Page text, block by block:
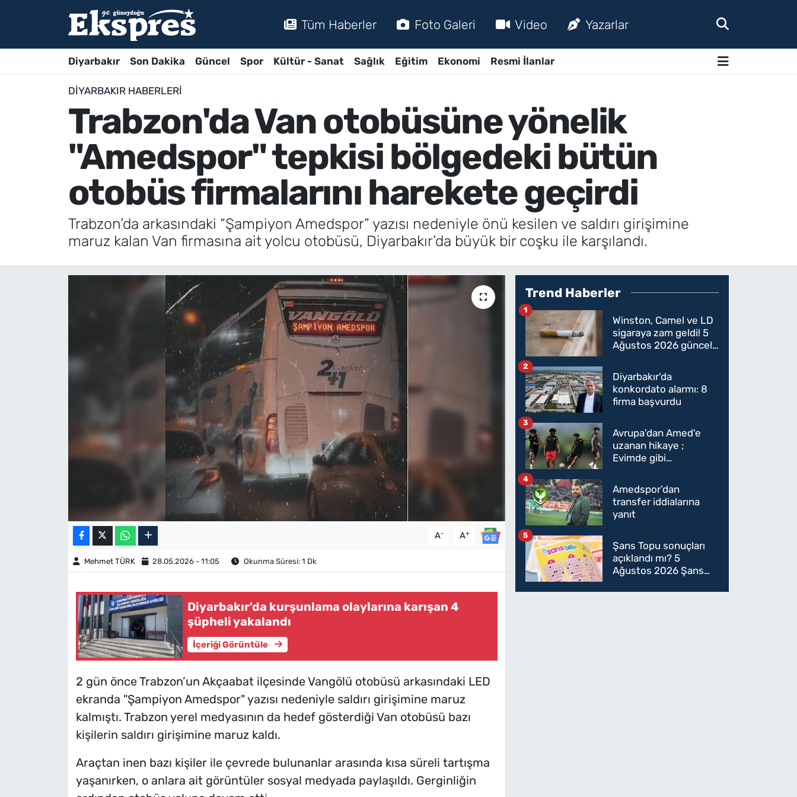
Tüm Haberler Foto Galeri Video Yazarlar
Diyarbakır Son Dakika Güncel Spor Kültür - Sanat Sağlık Eğitim Ekonomi Resmi İlanlar
DIYARBAKIR HABERLERI
Trabzon'da Van otobüsüne yönelik
"Amedspor" tepkisi bölgedeki bütün
otobüs firmalarını harekete geçirdi
Trabzon’da arkasındaki “Şampiyon Amedspor” yazısı nedeniyle önü kesilen ve saldırı girişimine
maruz kalan Van firmasına ait yolcu otobüsü, Diyarbakır’da büyük bir coşku ile karşılandı.
A- A+
Mehmet TÜRK 28.05.2026 - 11:05 Okunma Süresi: 1 Dk
Diyarbakır'da kurşunlama olaylarına karışan 4
şüpheli yakalandı
İçeriği Görüntüle
2 gün önce Trabzon’un Akçaabat ilçesinde Vangölü otobüsü arkasındaki LED
ekranda "Şampiyon Amedspor" yazısı nedeniyle saldırı girişimine maruz
kalmıştı. Trabzon yerel medyasının da hedef gösterdiği Van otobüsü bazı
kişilerin saldırı girişimine maruz kaldı.
Araçtan inen bazı kişiler ile çevrede bulunanlar arasında kısa süreli tartışma
yaşanırken, o anlara ait görüntüler sosyal medyada paylaşıldı. Gerginliğin
Trend Haberler
Winston, Camel ve LD
sigaraya zam geldi! 5
Ağustos 2026 güncel
oldu
1
Diyarbakır'da
konkordato alarmı: 8
firma başvurdu
2
Avrupa'dan Amed'e
uzanan hikaye ;
Evimde gibi
3
Amedspor’dan
transfer iddialarına
yanıt
4
Şans Topu sonuçları
açıklandı mı? 5
Ağustos 2026 Şans
Ağustos Şans topu
5